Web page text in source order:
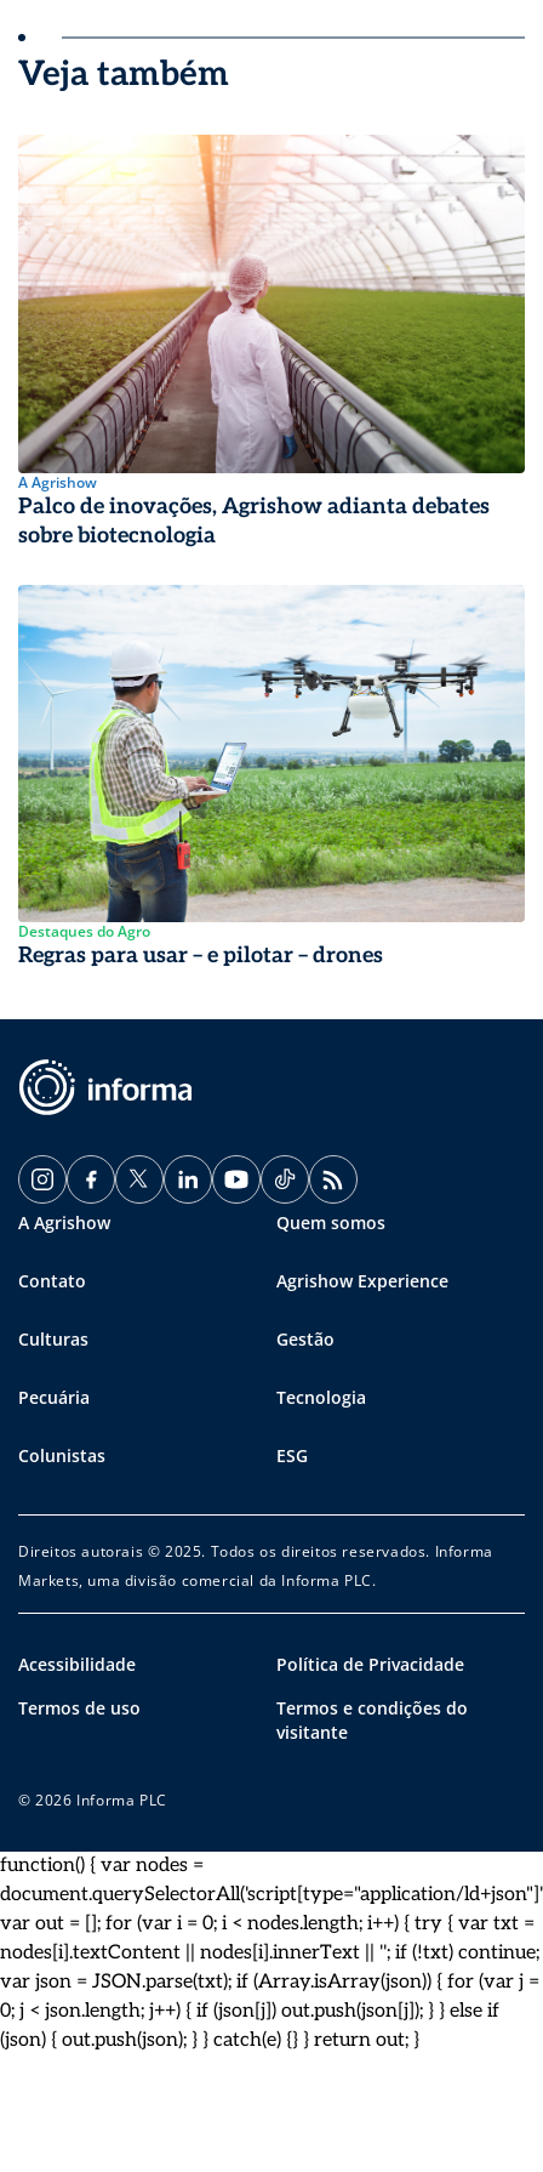
Veja também
A Agrishow
Palco de inovações, Agrishow adianta debates
sobre biotecnologia
Destaques do Agro
Regras para usar – e pilotar – drones
A Agrishow Quem somos
Contato Agrishow Experience
Culturas Gestão
Pecuária Tecnologia
Colunistas ESG
Direitos autorais © 2025. Todos os direitos reservados. Informa
Markets, uma divisão comercial da Informa PLC.
Acessibilidade
Política de Privacidade
Termos de uso
Termos e condições do
visitante
© 2026 Informa PLC
function() { var nodes =
document.querySelectorAll('script[type="application/
var out = []; for (var i = 0; i < nodes.length; i++) { try { var txt =
nodes[i].textContent || nodes[i].innerText || ''; if (!txt) continue;
var json = JSON.parse(txt); if (Array.isArray(json)) { for (var j =
0; j < json.length; j++) { if (json[j]) out.push(json[j]); } } else if
(json) { out.push(json); } } catch(e) {} } return out; }